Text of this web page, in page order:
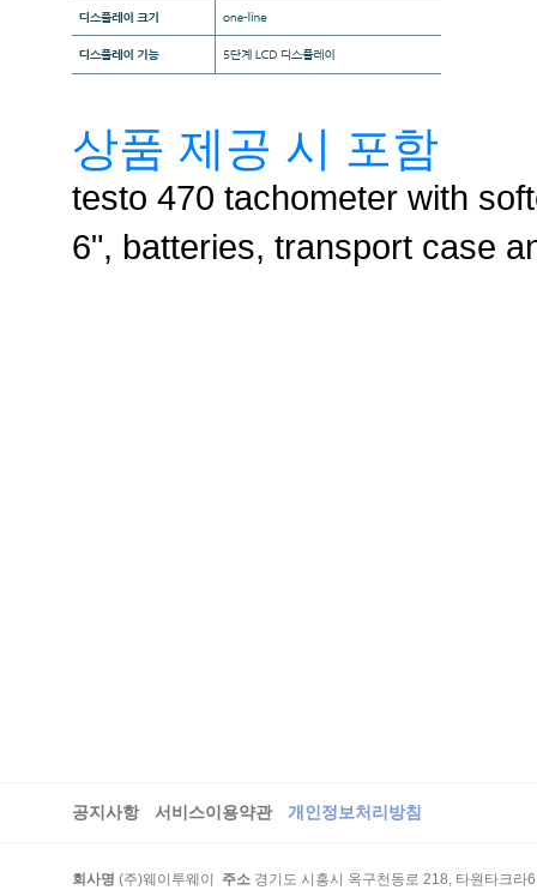
상품 제공 시 포함
testo 470 tachometer with
6", batteries, transport case
공지사항 서비스이용약관 개인정보처리방침
회사명 (주)웨이투웨이 주소 경기도 시흥시 옥구천동로 218, 타원타크라